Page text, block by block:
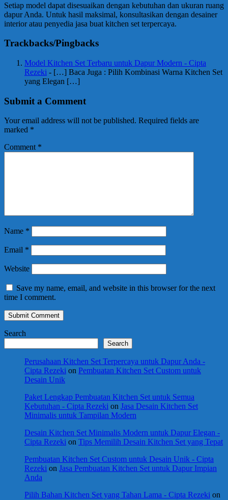
Setiap model dapat disesuaikan dengan kebutuhan dan ukuran ruang
dapur Anda. Untuk hasil maksimal, konsultasikan dengan desainer
interior atau penyedia jasa buat kitchen set terpercaya.
Trackbacks/Pingbacks
Model Kitchen Set Terbaru untuk Dapur Modern - Cipta
Rezeki - […] Baca Juga : Pilih Kombinasi Warna Kitchen Set
yang Elegan […]
Submit a Comment
Your email address will not be published. Required fields are
marked *
Comment *
Name *
Email *
Website
Save my name, email, and website in this browser for the next
time I comment.
Search
Search
Perusahaan Kitchen Set Terpercaya untuk Dapur Anda -
Cipta Rezeki on Pembuatan Kitchen Set Custom untuk
Desain Unik
Paket Lengkap Pembuatan Kitchen Set untuk Semua
Kebutuhan - Cipta Rezeki on Jasa Desain Kitchen Set
Minimalis untuk Tampilan Modern
Desain Kitchen Set Minimalis Modern untuk Dapur Elegan -
Cipta Rezeki on Tips Memilih Desain Kitchen Set yang Tepat
Pembuatan Kitchen Set Custom untuk Desain Unik - Cipta
Rezeki on Jasa Pembuatan Kitchen Set untuk Dapur Impian
Anda
Pilih Bahan Kitchen Set yang Tahan Lama - Cipta Rezeki on